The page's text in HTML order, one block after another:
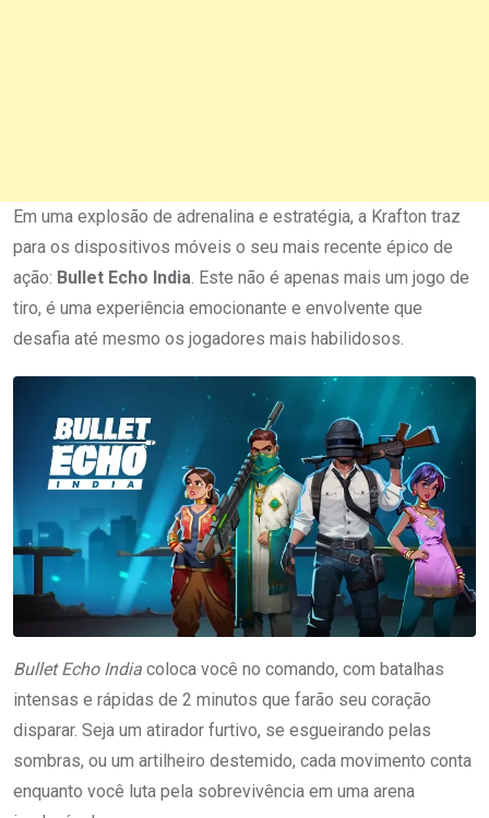
Em uma explosão de adrenalina e estratégia, a Krafton traz
para os dispositivos móveis o seu mais recente épico de
ação: Bullet Echo India. Este não é apenas mais um jogo de
tiro, é uma experiência emocionante e envolvente que
desafia até mesmo os jogadores mais habilidosos.
Bullet Echo India coloca você no comando, com batalhas
intensas e rápidas de 2 minutos que farão seu coração
disparar. Seja um atirador furtivo, se esgueirando pelas
sombras, ou um artilheiro destemido, cada movimento conta
enquanto você luta pela sobrevivência em uma arena